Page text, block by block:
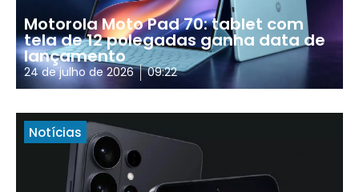
Motorola Moto Pad 70: tablet com
tela de 12 polegadas ganha data de
lançamento
24 de julho de 2026 09:22
Notícias